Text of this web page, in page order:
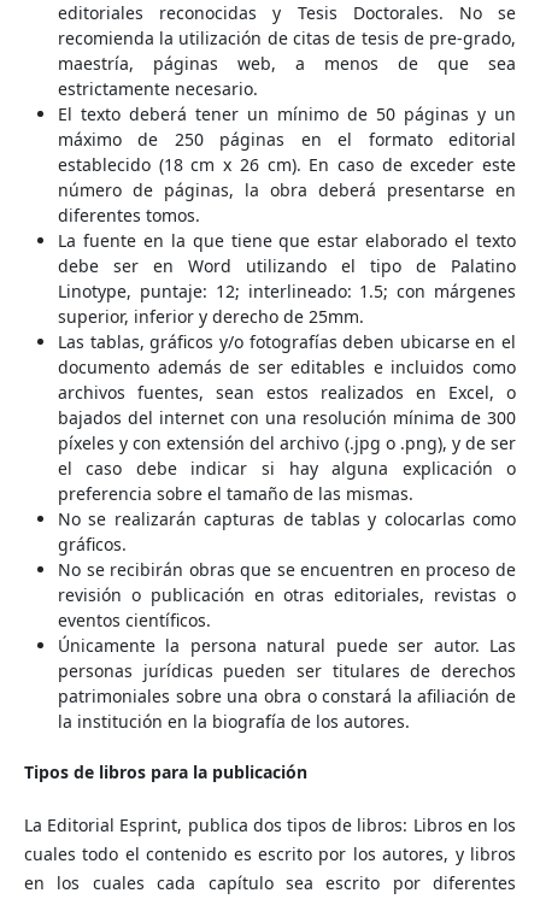
editoriales reconocidas y Tesis Doctorales. No se
recomienda la utilización de citas de tesis de pre-grado,
maestría, páginas web, a menos de que sea
estrictamente necesario.
El texto deberá tener un mínimo de 50 páginas y un
máximo de 250 páginas en el formato editorial
establecido (18 cm x 26 cm). En caso de exceder este
número de páginas, la obra deberá presentarse en
diferentes tomos.
La fuente en la que tiene que estar elaborado el texto
debe ser en Word utilizando el tipo de Palatino
Linotype, puntaje: 12; interlineado: 1.5; con márgenes
superior, inferior y derecho de 25mm.
Las tablas, gráficos y/o fotografías deben ubicarse en el
documento además de ser editables e incluidos como
archivos fuentes, sean estos realizados en Excel, o
bajados del internet con una resolución mínima de 300
píxeles y con extensión del archivo (.jpg o .png), y de ser
el caso debe indicar si hay alguna explicación o
preferencia sobre el tamaño de las mismas.
No se realizarán capturas de tablas y colocarlas como
gráficos.
No se recibirán obras que se encuentren en proceso de
revisión o publicación en otras editoriales, revistas o
eventos científicos.
Únicamente la persona natural puede ser autor. Las
personas jurídicas pueden ser titulares de derechos
patrimoniales sobre una obra o constará la afiliación de
la institución en la biografía de los autores.
Tipos de libros para la publicación
La Editorial Esprint, publica dos tipos de libros: Libros en los
cuales todo el contenido es escrito por los autores, y libros
en los cuales cada capítulo sea escrito por diferentes